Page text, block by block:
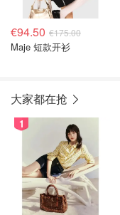
€94.50 €175.00
Maje 短款开衫
大家都在抢
1